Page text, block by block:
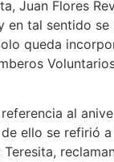
Juan Flores
en tal sentido se
queda
al
ello se refirió